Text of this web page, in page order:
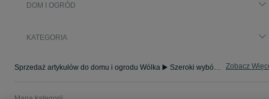
DOM I OGRÓD
KATEGORIA
Sprzedaż artykułów do domu i ogrodu Wólka ▶️ Szeroki wybór modeli i materiałów ✅ Nowe i używane w atrakcyjnych cenach ☝ Sprawdź oferty na OLX.pl! Zobacz